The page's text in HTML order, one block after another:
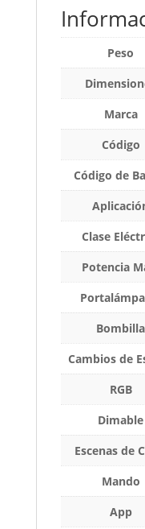
Peso
Marca
Código
Código de
Clase
Potencia
Bombilla
Cambios de
RGB
Dimable
Escenas de
Mando
App